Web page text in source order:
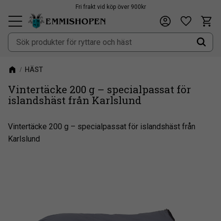
Meny
Fri frakt vid köp över 900kr
HÄST
Vintertäcke 200 g – specialpassat för
islandshäst från Karlslund
Vintertäcke 200 g – specialpassat för islandshäst från
Karlslund